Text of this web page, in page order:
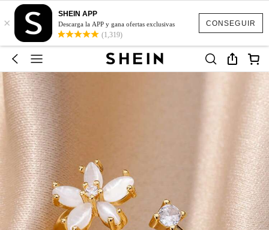
CONSEGUIR
×
SHEIN APP
Descarga la APP y gana ofertas exclusivas
(1,319)